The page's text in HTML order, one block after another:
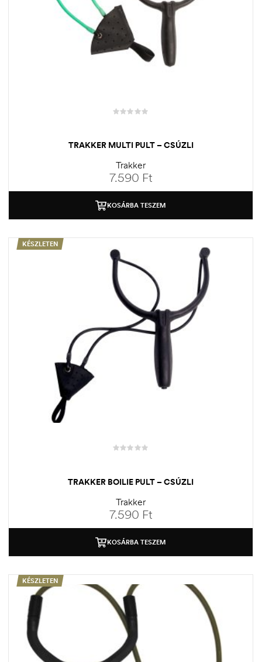
TRAKKER MULTI PULT – CSÚZLI
Trakker
7.590 Ft
KOSÁRBA TESZEM
KÉSZLETEN
TRAKKER BOILIE PULT – CSÚZLI
Trakker
7.590 Ft
KOSÁRBA TESZEM
KÉSZLETEN